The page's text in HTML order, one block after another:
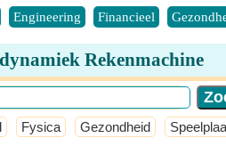
Engineering Financieel
Rekenmachine
Fysica Gezondheid